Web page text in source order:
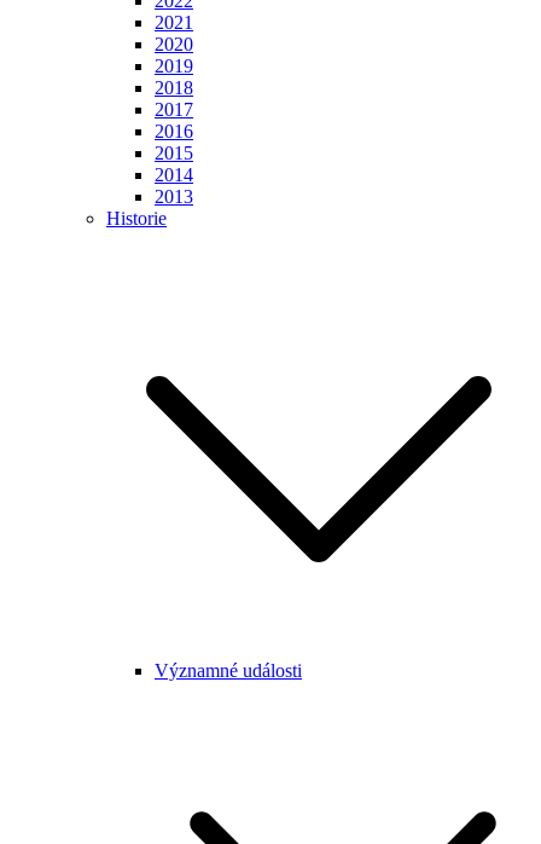
2021
2020
2019
2018
2017
2016
2015
2014
2013
Historie
Významné události